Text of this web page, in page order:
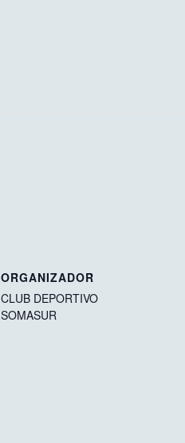
ORGANIZADOR
CLUB DEPORTIVO
SOMASUR